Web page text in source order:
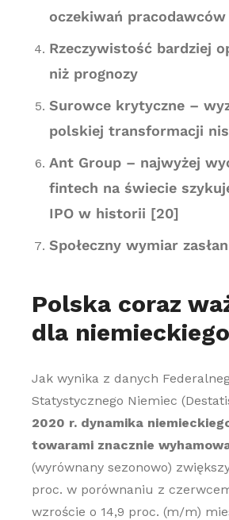
oczekiwań pracodawców
Rzeczywistość bardziej
niż prognozy
Surowce krytyczne –
polskiej transformacji
Ant Group – najwyżej
fintech na świecie
IPO w historii [20]
Społeczny wymiar
Polska coraz
dla
Jak wynika z danych
Statystycznego Niemiec
2020 r. dynamika
towarami znacznie
(wyrównany sezonowo)
proc. w porównaniu z
wzroście o 14,9 proc. (m/m)